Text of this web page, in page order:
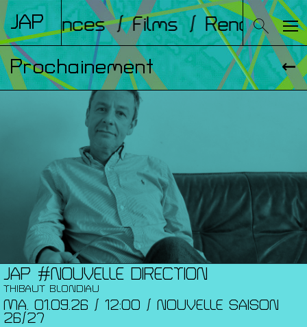
JAP / Films / Rencontres
Prochainement
JAP #NOUVELLE DIRECTION
THIBAUT BLONDIAU
MA. 01.09.26 / 12:00 / NOUVELLE SAISON
26/27